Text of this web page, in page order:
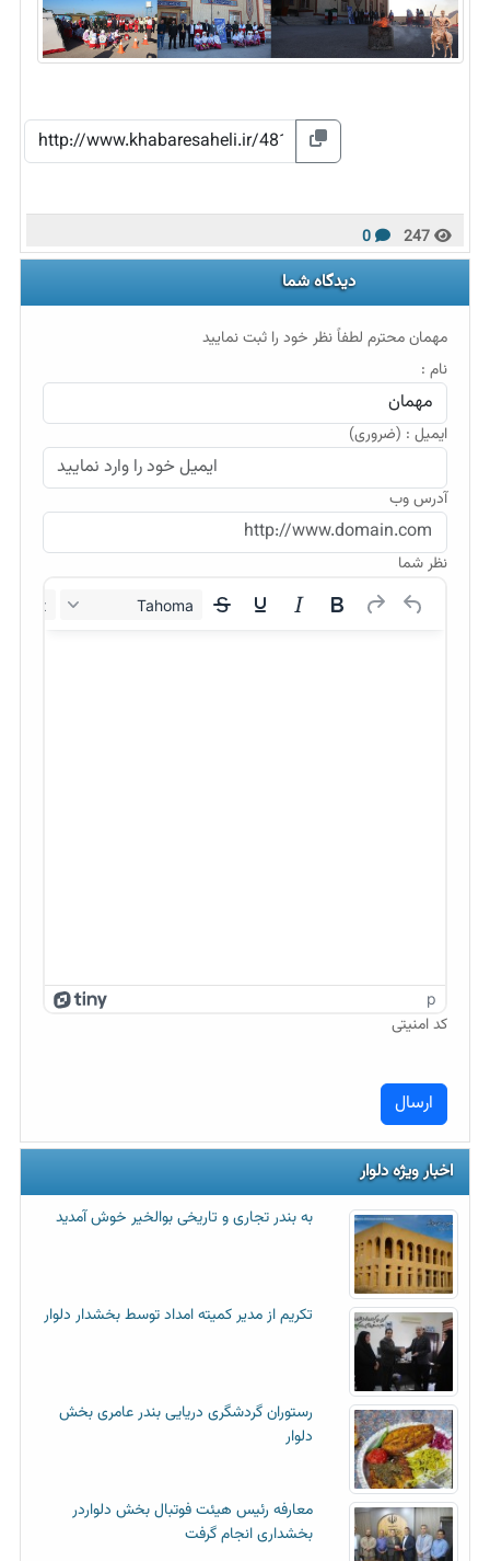
دیدگاه شما
مهمان محترم لطفاً نظر خود را ثبت نمایید
نام :
ایمیل : (ضروری)
آدرس وب
نظر شما
Tahoma
12px
p
کد امنیتی
اخبار ویژه دلوار
به بندر تجاری و تاریخی بوالخیر خوش آمدید
تکریم از مدیر کمیته امداد توسط بخشدار دلوار
رستوران گردشگری دریایی بندر عامری بخش
دلوار
معارفه رئیس هیئت فوتبال بخش دلواردر
بخشداری انجام گرفت